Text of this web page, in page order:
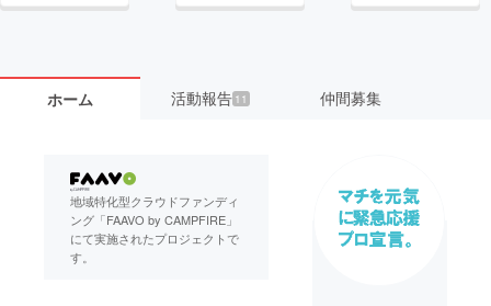
ホーム 活動報告 11 仲間募集
地域特化型クラウドファンディ
ング「FAAVO by CAMPFIRE」
にて実施されたプロジェクトで
す。